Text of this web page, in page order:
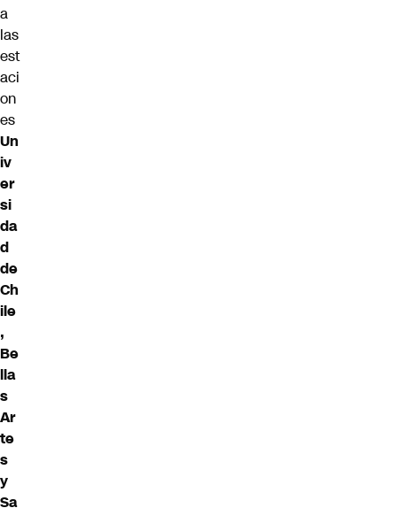
a
las
est
aci
on
es
Un
iv
er
si
da
d
de
Ch
ile
,
Be
lla
s
Ar
te
s
y
Sa